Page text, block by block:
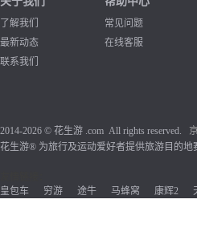
了解我们
最新动态
联系我们
常见问题
在线客服
2014-2026 © 花生游 .com All rights reserved.
花生游® 为旅行及运动爱好者提供旅游目的
皇包车
穷游 途牛 马蜂窝 康辉2